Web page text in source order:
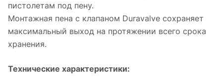
пистолетам под пену.
Монтажная пена с клапаном Duravalve сохраняет
максимальный выход на протяжении всего срока
хранения.
Технические характеристики: